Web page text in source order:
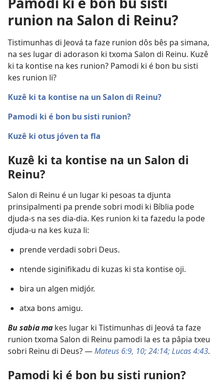
runion na Salon di Reinu?
Tistimunhas di Jeová ta faze runion dôs bês pa simana,
na ses lugar di adorason ki txoma Salon di Reinu. Kuzê
ki ta kontise na kes runion? Pamodi ki é bon bu sisti
kes runion li?
Kuzê ki ta kontise na un Salon di Reinu?
Pamodi ki é bon bu sisti runion?
Kuzê ki otus jóven ta fla
Kuzê ki ta kontise na un Salon di
Reinu?
Salon di Reinu é un lugar ki pesoas ta djunta
prinsipalmenti pa prende sobri modi ki Bíblia pode
djuda-s na ses dia-dia. Kes runion ki ta fazedu la pode
djuda-u na kes kuza li:
prende verdadi sobri Deus.
ntende siginifikadu di kuzas ki sta kontise oji.
bira un algen midjór.
atxa bons amigu.
Bu sabia makes lugar ki Tistimunhas di Jeová ta faze
runion txoma Salon di Reinu pamodi la es ta pâpia txeu
sobri Reinu di Deus? —Mateus 6:​9, 10;24:14;Lucas 4:​43.
Pamodi ki é bon bu sisti runion?